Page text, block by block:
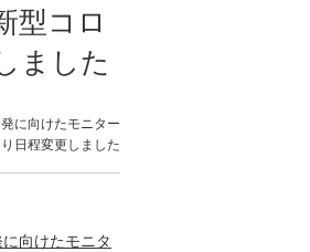
型コロ
ました
に向けたモニター
日程変更しました
向けたモニタ